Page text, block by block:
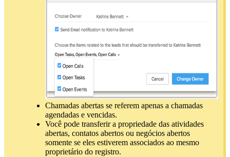
Chamadas abertas se referem apenas a chamadas
agendadas e vencidas.
Você pode transferir a propriedade das atividades
abertas, contatos abertos ou negócios abertos
somente se eles estiverem associados ao mesmo
proprietário do registro.